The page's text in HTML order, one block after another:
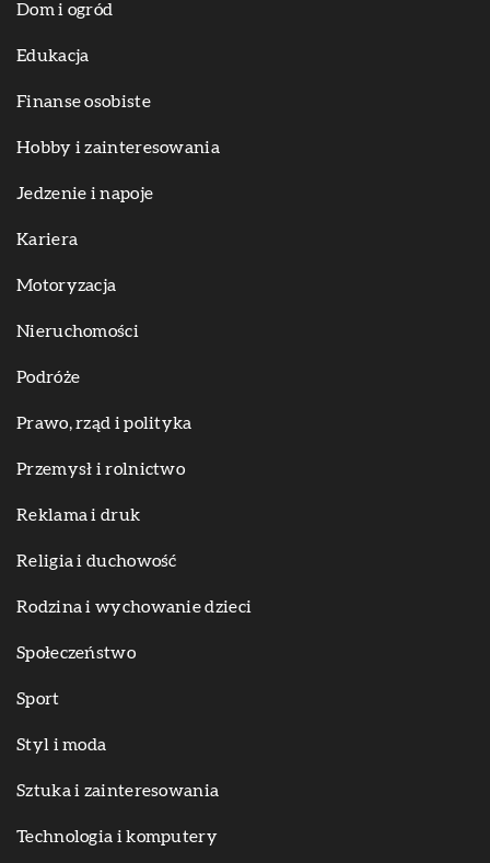
Dom i ogród
Edukacja
Finanse osobiste
Hobby i zainteresowania
Jedzenie i napoje
Kariera
Motoryzacja
Nieruchomości
Podróże
Prawo, rząd i polityka
Przemysł i rolnictwo
Reklama i druk
Religia i duchowość
Rodzina i wychowanie dzieci
Społeczeństwo
Sport
Styl i moda
Sztuka i zainteresowania
Technologia i komputery